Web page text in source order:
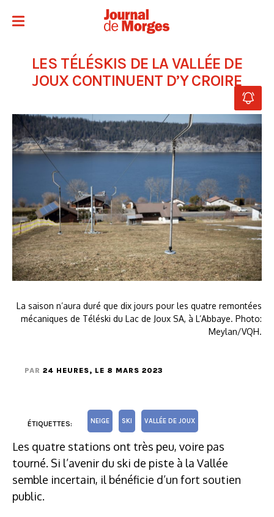
LES TÉLÉSKIS DE LA VALLÉE DE
JOUX CONTINUENT D’Y CROIRE
La saison n’aura duré que dix jours pour les quatre remontées
mécaniques de Téléski du Lac de Joux SA, à L’Abbaye. Photo:
Meylan/VQH.
PAR 24 HEURES, LE 8 MARS 2023
ÉTIQUETTES: NEIGE SKI VALLÉE DE JOUX
Les quatre stations ont très peu, voire pas
tourné. Si l’avenir du ski de piste à la Vallée
semble incertain, il bénéficie d’un fort soutien
public.